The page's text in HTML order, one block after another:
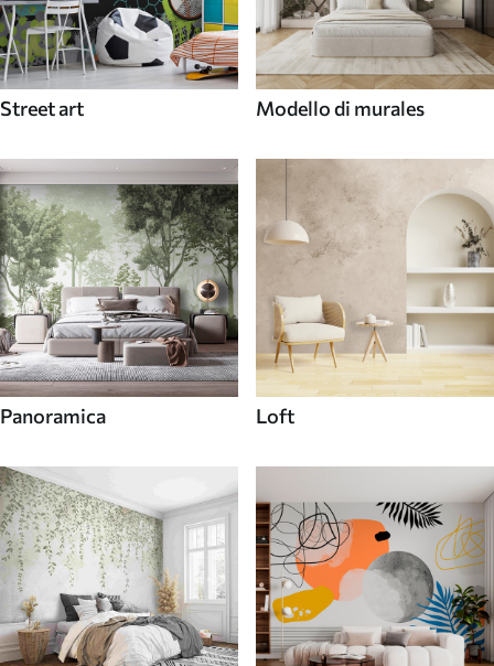
Street art Modello di murales
Panoramica Loft